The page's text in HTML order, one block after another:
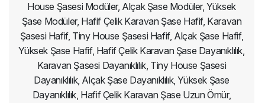
House Şasesi Modüler, Alçak Şase Modüler, Yüksek
Şase Modüler, Hafif Çelik Karavan Şase Hafif, Karavan
Şasesi Hafif, Tiny House Şasesi Hafif, Alçak Şase Hafif,
Yüksek Şase Hafif, Hafif Çelik Karavan Şase Dayanıklılık,
Karavan Şasesi Dayanıklılık, Tiny House Şasesi
Dayanıklılık, Alçak Şase Dayanıklılık, Yüksek Şase
Dayanıklılık, Hafif Çelik Karavan Şase Uzun Ömür,